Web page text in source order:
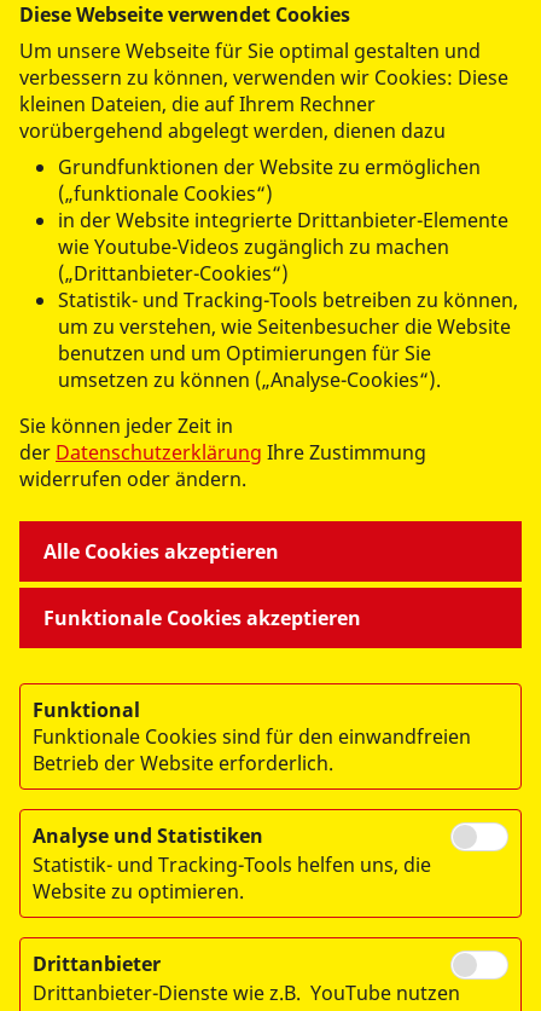
Mehr als 20 Mitarbeitendeder ASB Kinder-, Jugend- und
Familienhilfe haben an diesem Tag mit den Kindern und
deren Familien gebastelt.
Lieben Dank an alle Beteiligten vor und hinter den
Kulissen.
ASB - Mit uns kannst Du wachsen.
datenschutzkonform mit
UNSERE ANGEBOTE
AKTIV WERDEN
ÜBER UNS
© 2026 ASB in Falkensee und im Osthavelland
Impressum
Diese Webseite verwendet Cookies
Um unsere Webseite für Sie optimal gestalten und
verbessern zu können, verwenden wir Cookies: Diese
kleinen Dateien, die auf Ihrem Rechner
vorübergehend abgelegt werden, dienen dazu
Grundfunktionen der Website zu ermöglichen
(„funktionale Cookies“)
in der Website integrierte Drittanbieter-Elemente
wie Youtube-Videos zugänglich zu machen
(„Drittanbieter-Cookies“)
Statistik- und Tracking-Tools betreiben zu können,
um zu verstehen, wie Seitenbesucher die Website
benutzen und um Optimierungen für Sie
umsetzen zu können („Analyse-Cookies“).
Sie können jeder Zeit in
der Datenschutzerklärung Ihre Zustimmung
widerrufen oder ändern.
Funktionale Cookies akzeptieren
Alle Cookies akzeptieren
Funktional
Funktionale Cookies sind für den einwandfreien
Betrieb der Website erforderlich.
Analyse und Statistiken
Statistik- und Tracking-Tools helfen uns, die
Website zu optimieren.
Drittanbieter
Drittanbieter-Dienste wie z.B. YouTube nutzen